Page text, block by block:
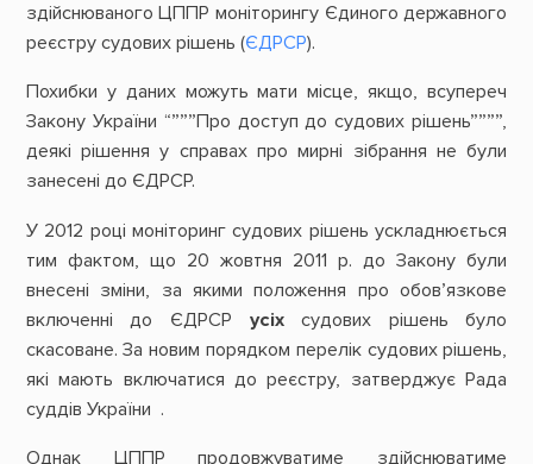
здійснюваного ЦППР моніторингу Єдиного державного
реєстру судових рішень (ЄДРСР).
Похибки у даних можуть мати місце, якщо, всупереч
Закону України “”””Про доступ до судових рішень””””,
деякі рішення у справах про мирні зібрання не були
занесені до ЄДРСР.
У 2012 році моніторинг судових рішень ускладнюється
тим фактом, що 20 жовтня 2011 р. до Закону були
внесені зміни, за якими положення про обов’язкове
включенні до ЄДРСР усіхсудових рішень було
скасоване. За новим порядком перелік судових рішень,
які мають включатися до реєстру, затверджує Рада
суддів України .
Однак ЦППР продовжуватиме здійснюватиме